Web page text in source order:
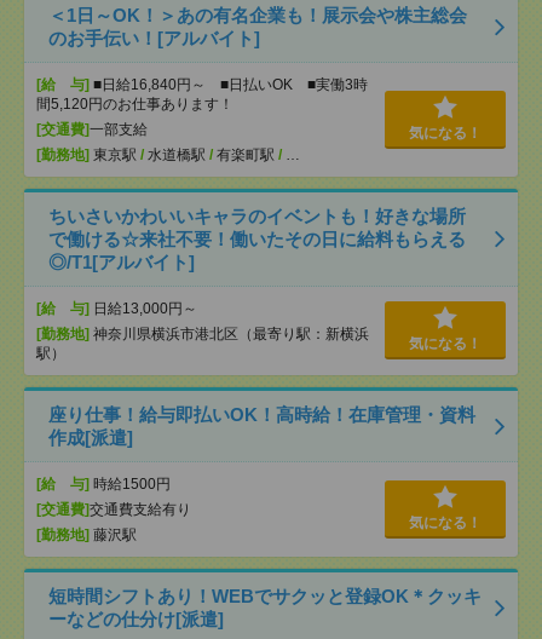
＜1日～OK！＞あの有名企業も！展示会や株主総会
のお手伝い！[アルバイト]
[給 与] ■日給16,840円～ ■日払いOK ■実働3時
間5,120円のお仕事あります！
[交通費]一部支給
[勤務地] 東京駅 / 水道橋駅 / 有楽町駅 / …
気になる！
ちいさいかわいいキャラのイベントも！好きな場所
で働ける☆来社不要！働いたその日に給料もらえる
◎/T1[アルバイト]
[給 与] 日給13,000円～
[勤務地] 神奈川県横浜市港北区（最寄り駅：新横浜
駅）
気になる！
座り仕事！給与即払いOK！高時給！在庫管理・資料
作成[派遣]
[給 与] 時給1500円
[交通費]交通費支給有り
[勤務地] 藤沢駅
気になる！
短時間シフトあり！WEBでサクッと登録OK＊クッキ
ーなどの仕分け[派遣]